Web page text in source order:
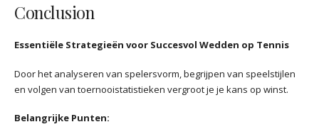
Conclusion
Essentiële Strategieën voor Succesvol Wedden op Tennis
Door het analyseren van spelersvorm, begrijpen van speelstijlen
en volgen van toernooistatistieken vergroot je je kans op winst.
Belangrijke Punten: